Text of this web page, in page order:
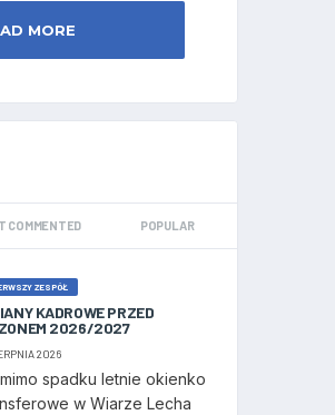
MORE
COMMENTED POPULAR
ZESPÓŁ
KADROWE PRZED
2026/2027
2026
spadku letnie okienko
w Wiarze Lecha